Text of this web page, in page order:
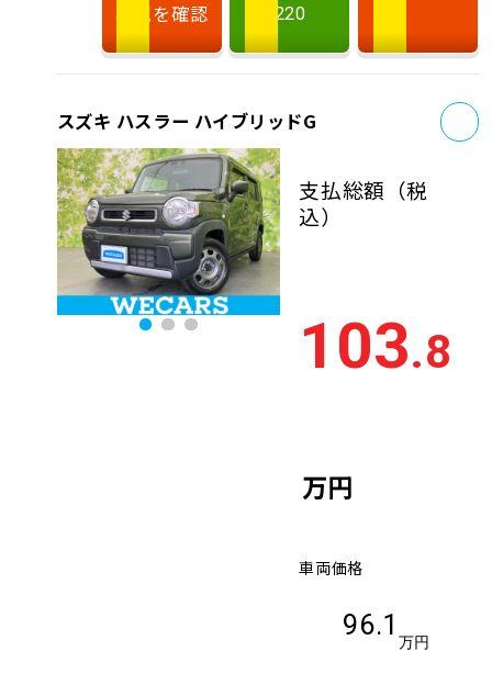
状況を確認
220
スズキ ハスラー ハイブリッドG
支払総額 （税
込）
103.8
万円
車両価格
96.1
万円